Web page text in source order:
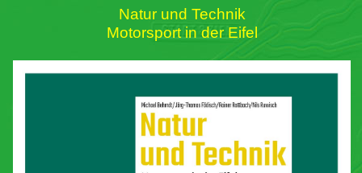
Natur und Technik
Motorsport in der Eifel